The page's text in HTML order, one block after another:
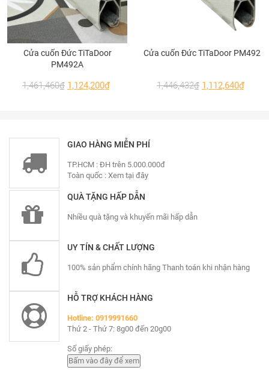
Cửa cuốn Đức TiTaDoor
PM492A
1,461,460₫ 1,124,200₫
Cửa cuốn Đức TiTaDoor PM492
1,446,432₫ 1,112,640₫
GIAO HÀNG MIỄN PHÍ
TP.HCM : ĐH trên 5.000.000đ
Toàn quốc : Xem tại đây
QUÀ TẶNG HẤP DẪN
Nhiều quà tặng và khuyến mãi hấp dẫn
UY TÍN & CHẤT LƯỢNG
100% sản phẩm chính hãng Thanh toán khi nhận hàng
HỖ TRỢ KHÁCH HÀNG
Hotline: 0919991660
Thứ 2 - Thứ 7: 8g00 đến 20g00
Số giấy phép: